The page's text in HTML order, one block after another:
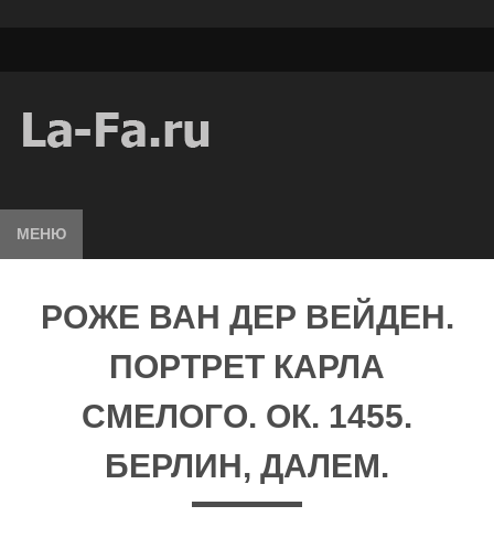
МЕНЮ
РОЖЕ ВАН ДЕР ВЕЙДЕН.
ПОРТРЕТ КАРЛА
СМЕЛОГО. ОК. 1455.
БЕРЛИН, ДАЛЕМ.